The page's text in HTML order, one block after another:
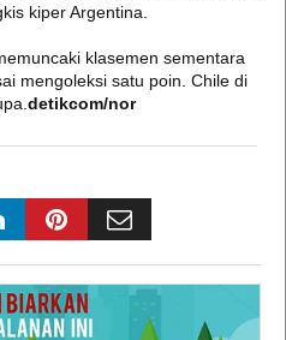
kiper Argentina.
klasemen sementara
mengoleksi satu poin. Chile di
detikcom/nor